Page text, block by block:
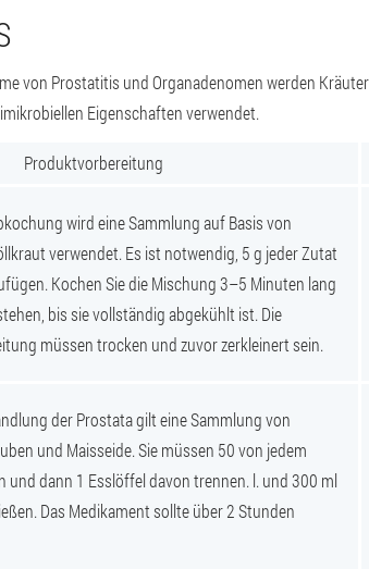
von Prostatitis und Organadenomen werden
Eigenschaften verwendet.
Produktvorbereitung
wird eine Sammlung auf Basis von
verwendet. Es ist notwendig, 5 g jeder Zutat
Kochen Sie die Mischung 3–5 Minuten lang
bis sie vollständig abgekühlt ist. Die
müssen trocken und zuvor zerkleinert sein.
der Prostata gilt eine Sammlung von
und Maisseide. Sie müssen 50 von jedem
und dann 1 Esslöffel davon trennen. l. und 300 ml
Das Medikament sollte über 2 Stunden